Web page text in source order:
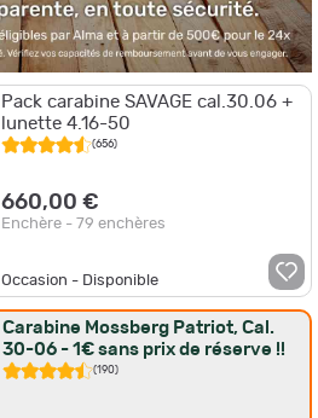
Pack carabine SAVAGE cal.30.06 +
lunette 4.16-50
(656)
660,00 €
Enchère - 79 enchères
Occasion - Disponible
Carabine Mossberg Patriot, Cal.
30-06 - 1€ sans prix de réserve !!
(190)